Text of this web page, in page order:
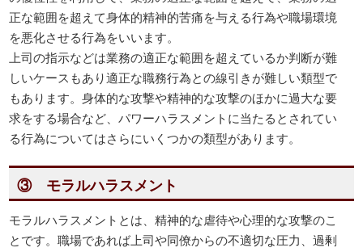
正な範囲を超えて身体的精神的苦痛を与える行為や職場環境
を悪化させる行為をいいます。
上司の指示などは業務の適正な範囲を超えているか判断が難
しいケースもあり適正な職務行為との線引きが難しい類型で
もあります。身体的な攻撃や精神的な攻撃のほかに過大な要
求をする場合など、パワーハラスメントに当たるとされてい
る行為についてはさらにいくつかの類型があります。
③ モラルハラスメント
モラルハラスメントとは、精神的な虐待や心理的な攻撃のこ
とです。職場であれば上司や同僚からの不適切な圧力、過剰